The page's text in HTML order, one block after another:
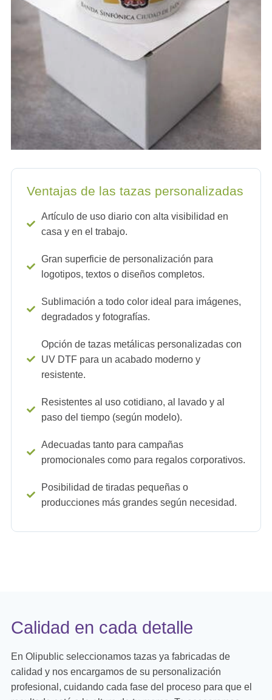
Ventajas de las tazas personalizadas
Artículo de uso diario con alta visibilidad en
casa y en el trabajo.
Gran superficie de personalización para
logotipos, textos o diseños completos.
Sublimación a todo color ideal para imágenes,
degradados y fotografías.
Opción de tazas metálicas personalizadas con
UV DTF para un acabado moderno y
resistente.
Resistentes al uso cotidiano, al lavado y al
paso del tiempo (según modelo).
Adecuadas tanto para campañas
promocionales como para regalos corporativos.
Posibilidad de tiradas pequeñas o
producciones más grandes según necesidad.
Calidad en cada detalle
En Olipublic seleccionamos tazas ya fabricadas de
calidad y nos encargamos de su personalización
profesional, cuidando cada fase del proceso para que el